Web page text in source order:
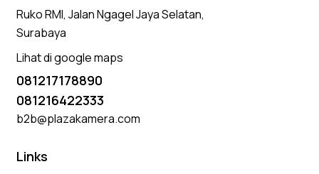
Ruko RMI, Jalan Ngagel Jaya Selatan,
Surabaya
Lihat di google maps
081217178890
081216422333
b2b@plazakamera.com
Links